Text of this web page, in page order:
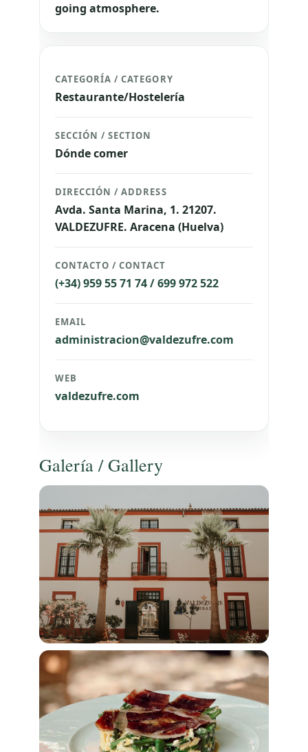
going atmosphere.
CATEGORÍA / CATEGORY
Restaurante/Hostelería
SECCIÓN / SECTION
Dónde comer
DIRECCIÓN / ADDRESS
Avda. Santa Marina, 1. 21207.
VALDEZUFRE. Aracena (Huelva)
CONTACTO / CONTACT
(+34) 959 55 71 74 / 699 972 522
EMAIL
administracion@valdezufre.com
WEB
valdezufre.com
Galería / Gallery